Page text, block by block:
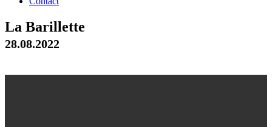
La Barillette
28.08.2022